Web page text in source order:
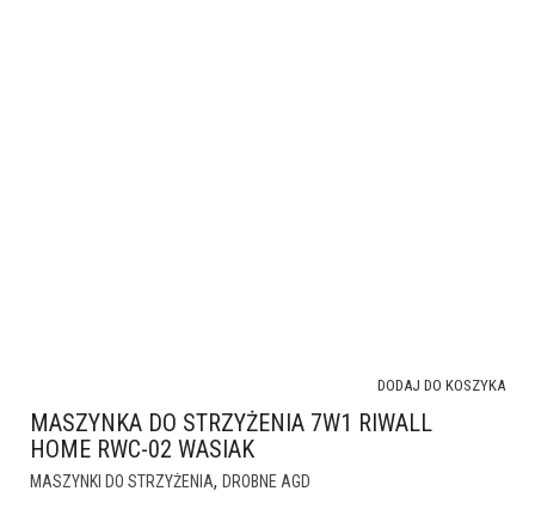
MASZYNKA DO STRZYŻENIA 7W1 RIWALL
HOME RWC-02 WASIAK
MASZYNKI DO STRZYŻENIA, DROBNE AGD
DODAJ DO KOSZYKA